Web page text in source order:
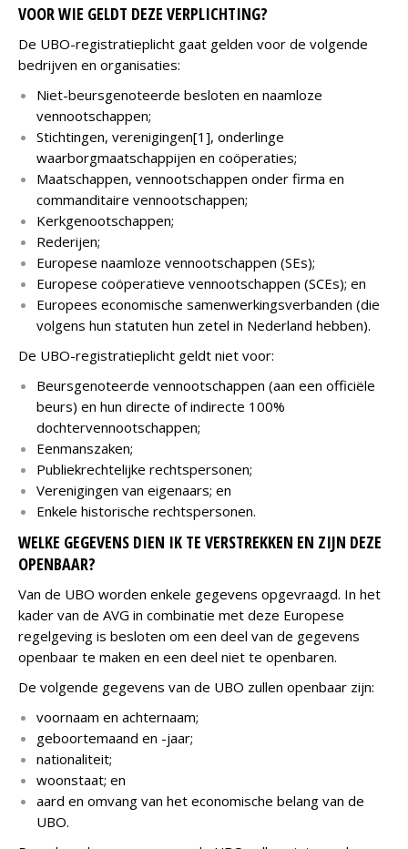
VOOR WIE GELDT DEZE VERPLICHTING?
De UBO-registratieplicht gaat gelden voor de volgende
bedrijven en organisaties:
Niet-beursgenoteerde besloten en naamloze
vennootschappen;
Stichtingen, verenigingen[1], onderlinge
waarborgmaatschappijen en coöperaties;
Maatschappen, vennootschappen onder firma en
commanditaire vennootschappen;
Kerkgenootschappen;
Rederijen;
Europese naamloze vennootschappen (SEs);
Europese coöperatieve vennootschappen (SCEs); en
Europees economische samenwerkingsverbanden (die
volgens hun statuten hun zetel in Nederland hebben).
De UBO-registratieplicht geldt niet voor:
Beursgenoteerde vennootschappen (aan een officiële
beurs) en hun directe of indirecte 100%
dochtervennootschappen;
Eenmanszaken;
Publiekrechtelijke rechtspersonen;
Verenigingen van eigenaars; en
Enkele historische rechtspersonen.
WELKE GEGEVENS DIEN IK TE VERSTREKKEN EN ZIJN DEZE
OPENBAAR?
Van de UBO worden enkele gegevens opgevraagd. In het
kader van de AVG in combinatie met deze Europese
regelgeving is besloten om een deel van de gegevens
openbaar te maken en een deel niet te openbaren.
De volgende gegevens van de UBO zullen openbaar zijn:
voornaam en achternaam;
geboortemaand en -jaar;
nationaliteit;
woonstaat; en
aard en omvang van het economische belang van de
UBO.